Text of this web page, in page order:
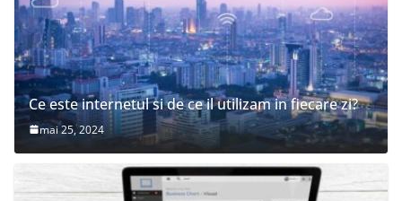
Ce este internetul si de ce il utilizam in fiecare zi?
mai 25, 2024